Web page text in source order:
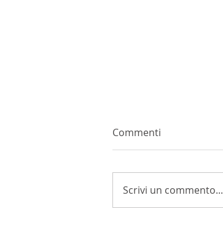
Commenti
Scrivi un commento...